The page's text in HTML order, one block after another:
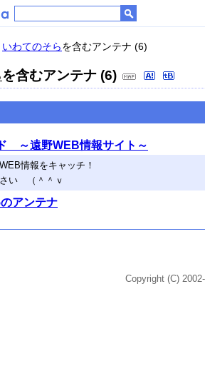
いわてのそらを含むアンテナ (6)
を含むアンテナ (6)
～遠野WEB情報サイト～
情報をキャッチ！
い （＾＾ｖ
アンテナ
Copyright (C)